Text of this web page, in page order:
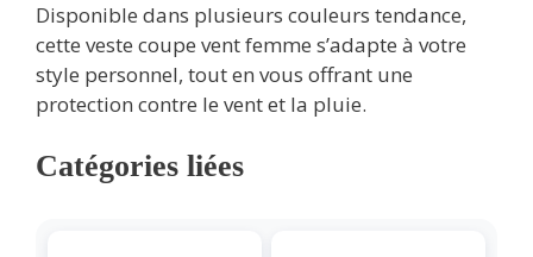
Disponible dans plusieurs couleurs tendance,
cette veste coupe vent femme s’adapte à votre
style personnel, tout en vous offrant une
protection contre le vent et la pluie.
Catégories liées